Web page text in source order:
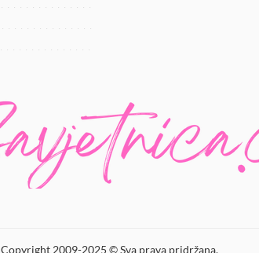
Copyright 2009-2025 © Sva prava pridržana.